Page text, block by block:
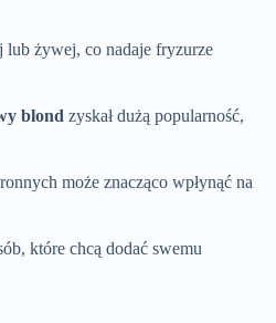
lub żywej, co nadaje fryzurze
blond zyskał dużą popularność,
może znacząco wpłynąć na
które chcą dodać swemu